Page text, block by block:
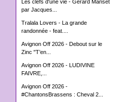
Les clefs d'une vie - Gérard Manset
par Jacques...
Tralala Lovers - La grande
randonnée - feat....
Avignon Off 2026 - Debout sur le
Zinc "T’en...
Avignon Off 2026 - LUDIVINE
FAIVRE,...
Avignon Off 2026 -
#ChantonsBrassens : Cheval 2...